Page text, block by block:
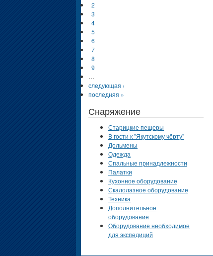
2
3
4
5
6
7
8
9
…
следующая ›
последняя »
Снаряжение
Старицкие пещеры
В гости к "Якутскому чёрту"
Дольмены
Одежда
Спальные принадлежности
Палатки
Кухонное оборудование
Скалолазное оборудование
Техника
Дополнительное
оборудование
Оборудование необходимое
для экспедиций